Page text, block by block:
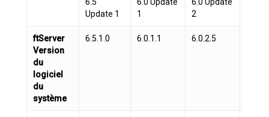
Update 1
1
2
ftServer
Version
du
logiciel
du
système
6.5.1.0 6.0.1.1 6.0.2.5